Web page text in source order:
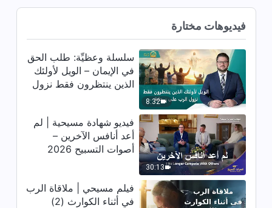
4:56
ترنيمة ورقصة – لقد دوى بوق الحق
3:09
ترنيمة ورقصة – طوبى لمَن يقبلون
عمل الله الجديد‎‎
3:38
ترنيمة ورقصة – مسيح الأيام الأخيرة
جلب عصر الملكوت
فيديوهات مختارة
8:32
سلسلة وعظيِّة: طلب الحق
في الإيمان – الويل لأولئك
الذين ينتظرون فقط نزول
30:13
فيديو شهادة مسيحية | لم
أعد أنافس الآخرين –
أصوات التسبيح 2026
فيلم مسيحي | ملاقاة الرب
في أثناء الكوارث (2)